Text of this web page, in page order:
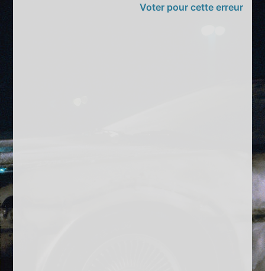
Voter pour cette erreur